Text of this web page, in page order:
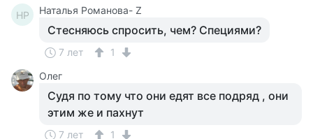
НР Наталья Романова- Z
Стесняюсь спросить, чем? Специями?
7 лет
1
Олег
Судя по тому что они едят все подряд , они
этим же и пахнут
7 лет 1